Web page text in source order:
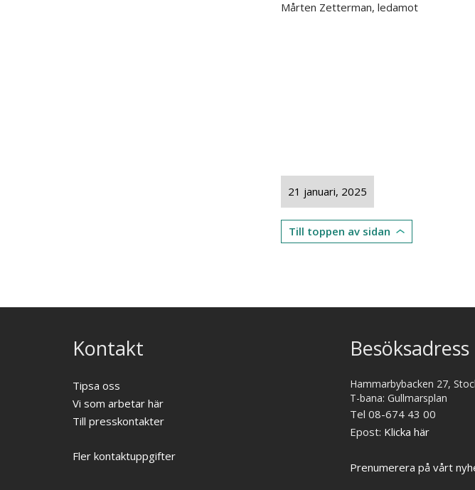
Mårten Zetterman, ledamot
21 januari, 2025
Till toppen av sidan
Kontakt
Tipsa oss
Vi som arbetar här
Till presskontakter
Fler kontaktuppgifter
Besöksadress
Hammarbybacken 27,
T-bana: Gullmarsplan
Tel 08-674 43 00
Epost: Klicka här
Prenumerera på vårt